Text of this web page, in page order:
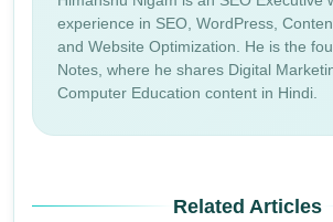
experience in SEO, WordPress,
and Website Optimization. He is the
Notes, where he shares Digital
Computer Education content in Hindi.
Related Articles